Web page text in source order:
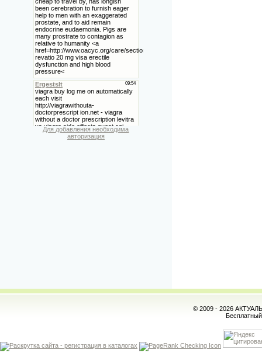
Для добавления необходима
авторизация
© 2009 - 2026